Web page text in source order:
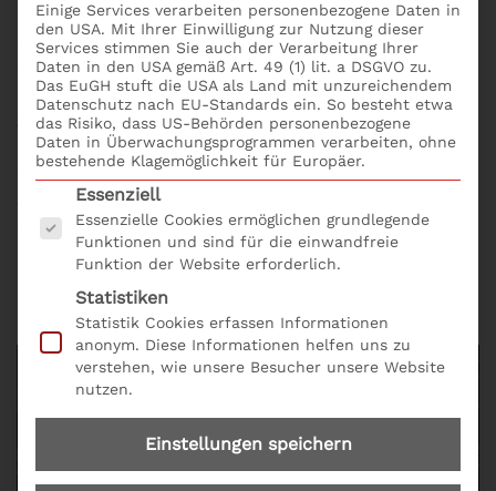
Management von Innovationen bewegt sich nichts.
Systematische Planung, Steuerung und Kontrolle ist
der Schlüssel für ein erfolgreiches Management von
Innovationen. Mit dem Seminar Welche Techniken
gibt es für den digitalen Wandel? erlernst du
innovative Techniken für deine Rolle im Lernprozess
des Unternehmens. Definiere im ersten Schritt die
Akteure und ihre Rolle im Innovationsprozess. Tipp:
S+P Online Schulungen bringen dein Office direkt in
unseren Seminarraum. S+P Online Schulungen sind
passendesOnline Schulungsprogramm
und einfach mit demonline Seminarformular
Einige Services verarbeiten personenbezogene Daten in
den USA. Mit Ihrer Einwilligung zur Nutzung dieser
Services stimmen Sie auch der Verarbeitung Ihrer
Daten in den USA gemäß Art. 49 (1) lit. a DSGVO zu.
Das EuGH stuft die USA als Land mit unzureichendem
Datenschutz nach EU-Standards ein. So besteht etwa
das Risiko, dass US-Behörden personenbezogene
Daten in Überwachungsprogrammen verarbeiten, ohne
bestehende Klagemöglichkeit für Europäer.
Es folgt eine Liste der Service-Gruppen, für die
Essenziell
Essenzielle Cookies ermöglichen grundlegende
Funktionen und sind für die einwandfreie
Funktion der Website erforderlich.
Statistiken
Statistik Cookies erfassen Informationen
anonym. Diese Informationen helfen uns zu
verstehen, wie unsere Besucher unsere Website
nutzen.
Einstellungen speichern